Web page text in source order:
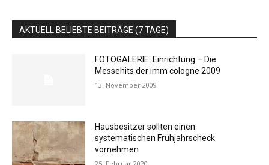
AKTUELL BELIEBTE BEITRÄGE (7 TAGE)
FOTOGALERIE: Einrichtung – Die
Messehits der imm cologne 2009
13. November 2009
Hausbesitzer sollten einen
systematischen Frühjahrscheck
vornehmen